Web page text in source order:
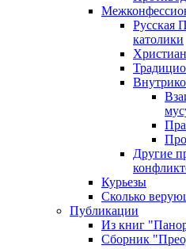
Русская
католики
Другие
Курьезы
Сколько
Публикации
Из книг
Сборник